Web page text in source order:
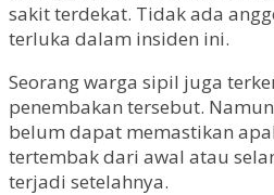
sakit terdekat. Tidak ada
terluka dalam insiden ini.
Seorang warga sipil juga
penembakan tersebut.
belum dapat memastikan
tertembak dari awal atau
terjadi setelahnya.